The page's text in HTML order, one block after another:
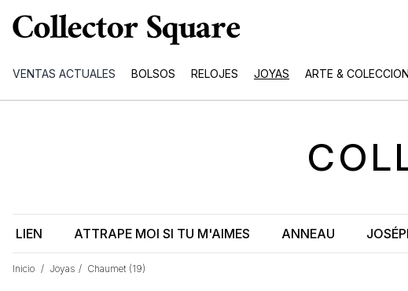
VENTAS ACTUALES BOLSOS RELOJES JOYAS ARTE &
Inicio / Joyas / Chaumet (19)
LIEN ATTRAPE MOI SI TU M'AIMES ANNEAU